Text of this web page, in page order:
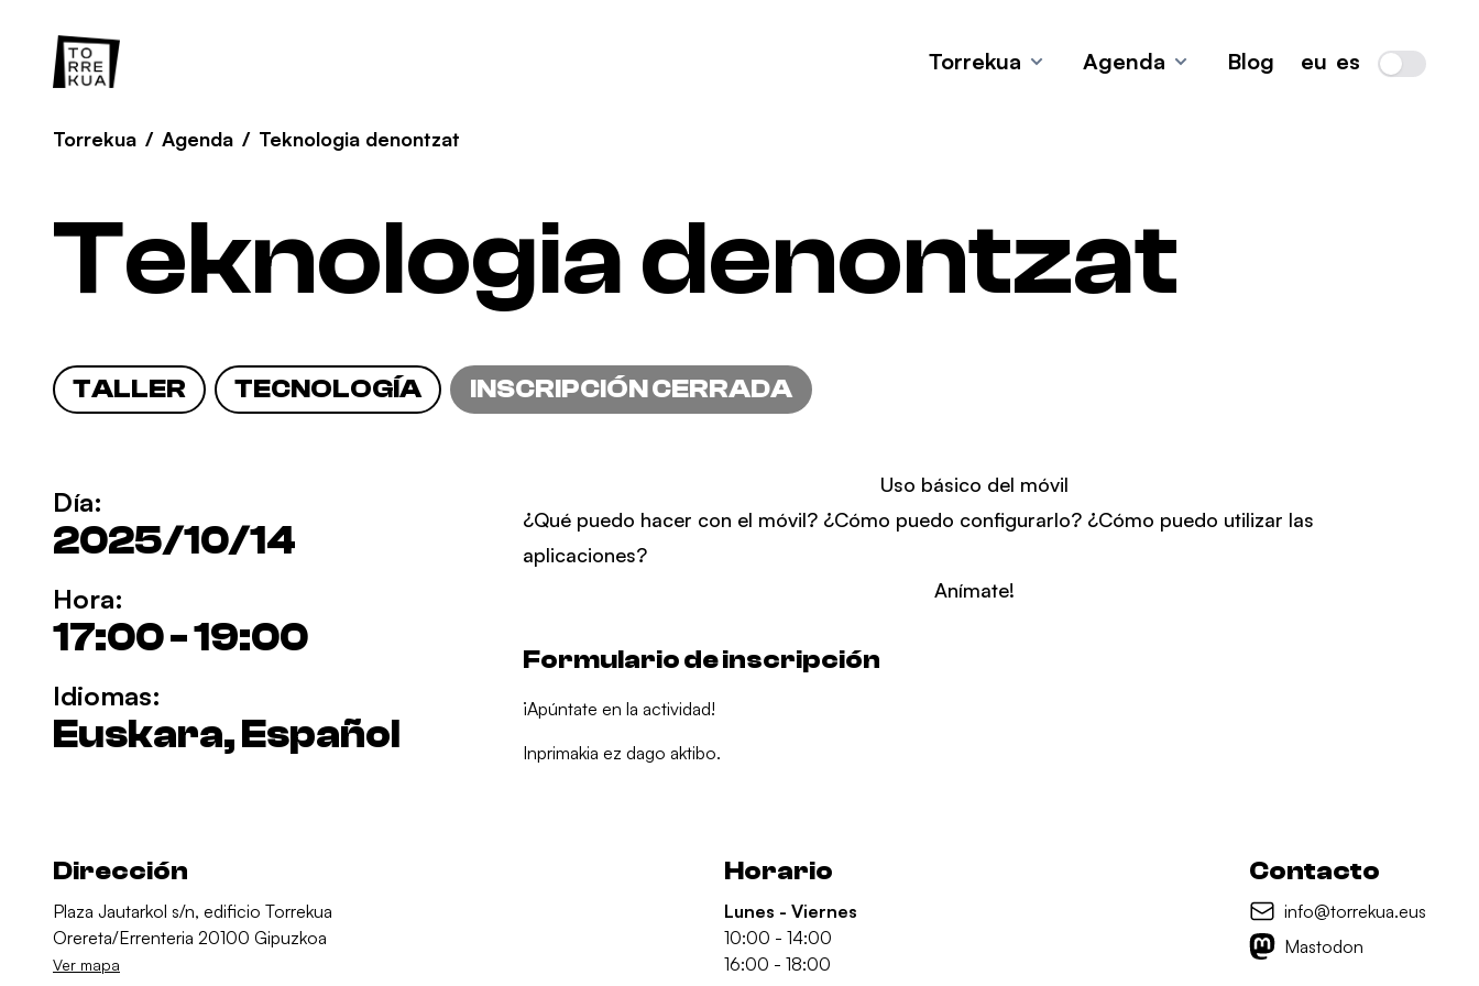
Torrekua home.menu_button_sr_text"
Agenda home.menu_button_sr_text"
Blog eu es Light / Dark
Torrekua / Agenda / Teknologia denontzat
Teknologia denontzat
TALLER TECNOLOGÍA INSCRIPCIÓN CERRADA
Día:
2025/10/14
Hora:
17:00 - 19:00
Idiomas:
Euskara, Español
Uso básico del móvil
¿Qué puedo hacer con el móvil? ¿Cómo puedo configurarlo? ¿Cómo puedo utilizar las
aplicaciones?
Anímate!
Formulario de inscripción
¡Apúntate en la actividad!
Inprimakia ez dago aktibo.
Dirección
Plaza Jautarkol s/n, edificio Torrekua
Orereta/Errenteria 20100 Gipuzkoa
Ver mapa
Horario
Lunes - Viernes
10:00 - 14:00
16:00 - 18:00
Contacto
info@torrekua.eus
Mastodon